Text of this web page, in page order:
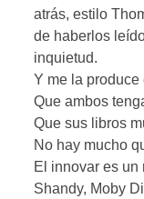
atrás, estilo
de haberlos
inquietud.
Y me la
Que ambos
Que sus libros
No hay mucho
El innovar es un
Shandy, Moby